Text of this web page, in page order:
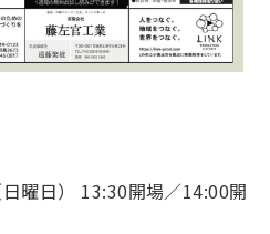
曜日） 13:30開場／14:00開